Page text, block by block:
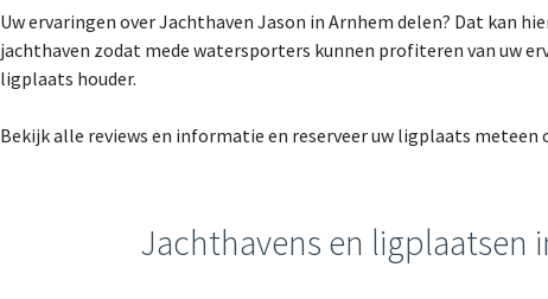
Uw ervaringen over Jachthaven Jason in Arnhem delen? Dat kan
jachthaven zodat mede watersporters kunnen profiteren van uw
ligplaats houder.
Bekijk alle reviews en informatie en reserveer uw ligplaats meteen
Jachthavens en ligplaatsen